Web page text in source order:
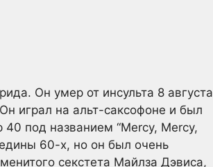
Он умер от инсульта 8 августа
играл на альт-саксофоне и был
под названием “Mercy, Mercy,
60-х, но он был очень
секстета Майлза Дэвиса,